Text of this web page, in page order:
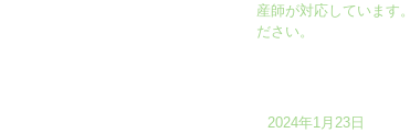
産師が対応しています
ださい。
2024年1月23日